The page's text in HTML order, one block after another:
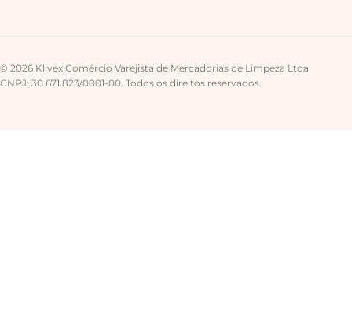
© 2026 Klivex Comércio Varejista de Mercadorias de Limpeza Ltda
CNPJ: 30.671.823/0001-00. Todos os direitos reservados.